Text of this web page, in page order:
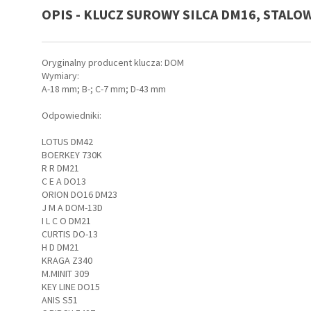
OPIS - KLUCZ SUROWY SILCA DM16,
Oryginalny producent klucza: DOM
Wymiary:
A-18 mm; B-; C-7 mm; D-43 mm
Odpowiedniki:
LOTUS DM42
BOERKEY 730K
R R DM21
C E A DO13
ORION DO16 DM23
J M A DOM-13D
I L C O DM21
CURTIS DO-13
H D DM21
KRAGA Z340
M.MINIT 309
KEY LINE DO15
ANIS S51